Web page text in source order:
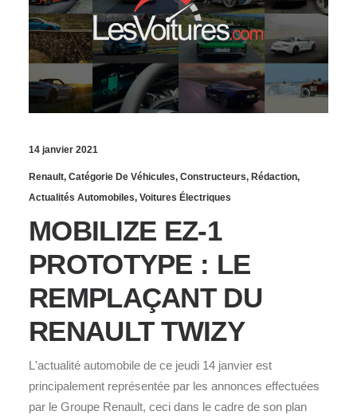
14 janvier 2021
Renault, Catégorie De Véhicules, Constructeurs, Rédaction,
Actualités Automobiles, Voitures Électriques
MOBILIZE EZ-1
PROTOTYPE : LE
REMPLAÇANT DU
RENAULT TWIZY
L'actualité automobile de ce jeudi 14 janvier est
principalement représentée par les annonces effectuées
par le Groupe Renault, ceci dans le cadre de son plan